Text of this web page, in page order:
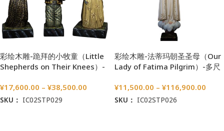
彩绘木雕-跪拜的小牧童（Little
Shepherds on Their Knees）-
¥17,600.00 – ¥38,500.00
SKU： IC02STP029
彩绘木雕-法蒂玛朝圣圣母（Our
Lady of Fatima Pilgrim）-多尺
¥11,500.00 – ¥116,900.00
SKU： IC02STP026